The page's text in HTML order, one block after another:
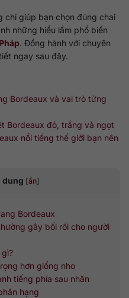
chỉ giúp bạn chọn đúng chai
những hiểu lầm phổ biến
. Đồng hành với chuyên
ngay sau đây.
Bordeaux và vai trò từng
Bordeaux đỏ, trắng và ngọt
nổi tiếng thế giới bạn nên
dung [ẩn]
Bordeaux
gây bối rối cho người
hơn giống nho
tiếng phía sau nhãn
hạng